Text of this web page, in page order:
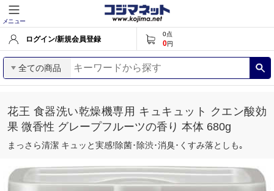
メニュー
ログイン/新規会員登録
0点
0円
全ての商品
花王 食器洗い乾燥機専用 キュキュット クエン酸効
果 微香性 グレープフルーツの香り 本体 680g
まっさら清潔 キュッと実感!除菌･除渋･消臭･くすみ落としも｡